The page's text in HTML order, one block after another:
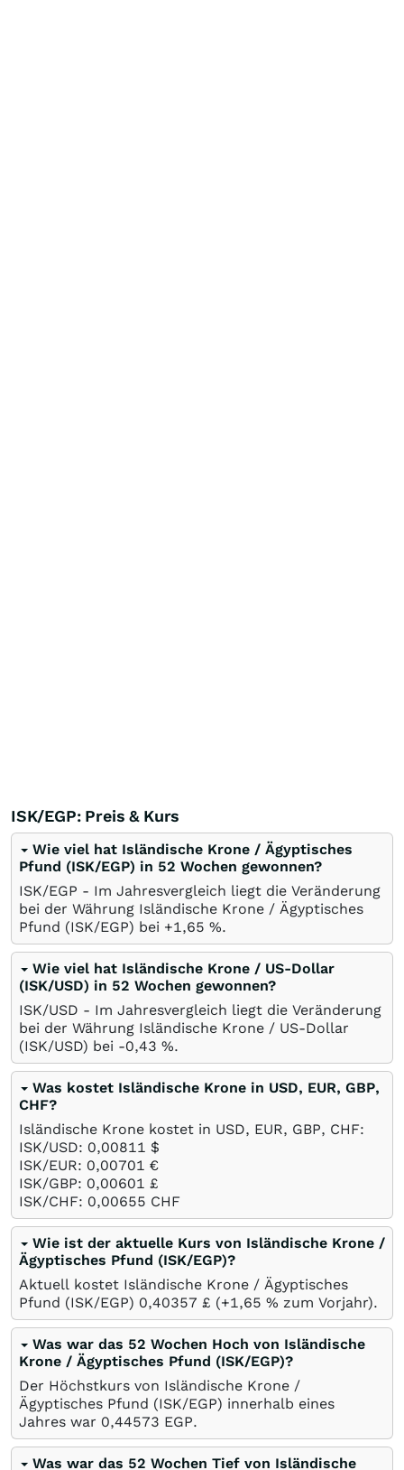
ISK/EGP: Preis & Kurs
Wie viel hat Isländische Krone / Ägyptisches
Pfund (ISK/EGP) in 52 Wochen gewonnen?
ISK/EGP - Im Jahresvergleich liegt die Veränderung
bei der Währung Isländische Krone / Ägyptisches
Pfund (ISK/EGP) bei +1,65 %.
Wie viel hat Isländische Krone / US-Dollar
(ISK/USD) in 52 Wochen gewonnen?
ISK/USD - Im Jahresvergleich liegt die Veränderung
bei der Währung Isländische Krone / US-Dollar
(ISK/USD) bei -0,43 %.
Was kostet Isländische Krone in USD, EUR, GBP,
CHF?
Isländische Krone kostet in USD, EUR, GBP, CHF:
ISK/USD: 0,00811 $
ISK/EUR: 0,00701 €
ISK/GBP: 0,00601 £
ISK/CHF: 0,00655 CHF
Wie ist der aktuelle Kurs von Isländische Krone /
Ägyptisches Pfund (ISK/EGP)?
Aktuell kostet Isländische Krone / Ägyptisches
Pfund (ISK/EGP) 0,40357 £ (+1,65 % zum Vorjahr).
Was war das 52 Wochen Hoch von Isländische
Krone / Ägyptisches Pfund (ISK/EGP)?
Der Höchstkurs von Isländische Krone /
Ägyptisches Pfund (ISK/EGP) innerhalb eines
Jahres war 0,44573 EGP.
Was war das 52 Wochen Tief von Isländische